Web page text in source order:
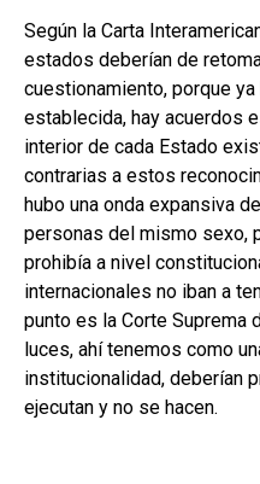
Según la Carta
estados deberían de
cuestionamiento, porque ya
establecida, hay acuerdos
interior de cada Estado
contrarias a estos
hubo una onda expansiva
personas del mismo sexo,
prohibía a nivel
internacionales no iban a
punto es la Corte Suprema
luces, ahí tenemos como
institucionalidad, deberían
ejecutan y no se hacen.